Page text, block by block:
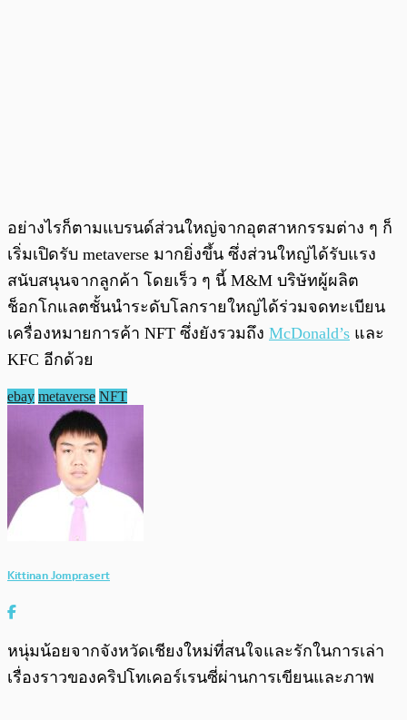
อย่างไรก็ตามแบรนด์ส่วนใหญ่จากอุตสาหกรรมต่าง ๆ ก็
เริ่มเปิดรับ metaverse มากยิ่งขึ้น ซึ่งส่วนใหญ่ได้รับแรง
สนับสนุนจากลูกค้า โดยเร็ว ๆ นี้ M&M บริษัทผู้ผลิต
ช็อกโกแลตชั้นนำระดับโลกรายใหญ่ได้ร่วมจดทะเบียน
เครื่องหมายการค้า NFT ซึ่งยังรวมถึง McDonald’s และ
KFC อีกด้วย
ebay metaverse NFT
Kittinan Jomprasert
หนุ่มน้อยจากจังหวัดเชียงใหม่ที่สนใจและรักในการเล่า
เรื่องราวของคริปโทเคอร์เรนซี่ผ่านการเขียนและภาพ